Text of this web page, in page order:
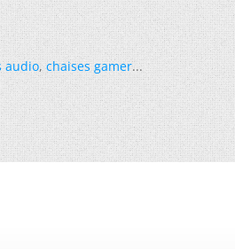
audio,chaises gamer...